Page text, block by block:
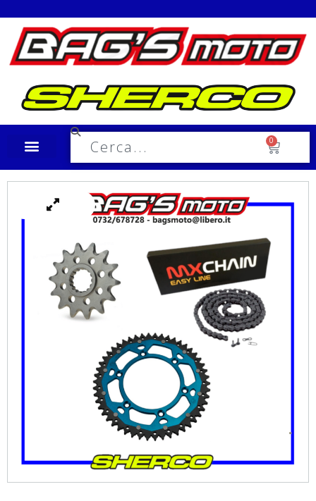
Spedizione in tutta Italia a €10,00
0